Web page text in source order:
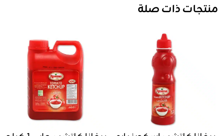
منتجات ذات صلة